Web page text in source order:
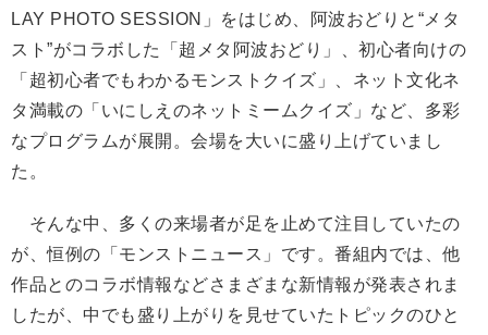
LAY PHOTO SESSION」をはじめ、阿波おどりと“メタ
スト”がコラボした「超メタ阿波おどり」、初心者向けの
「超初心者でもわかるモンストクイズ」、ネット文化ネ
タ満載の「いにしえのネットミームクイズ」など、多彩
なプログラムが展開。会場を大いに盛り上げていまし
た。
そんな中、多くの来場者が足を止めて注目していたの
が、恒例の「モンストニュース」です。番組内では、他
作品とのコラボ情報などさまざまな新情報が発表されま
したが、中でも盛り上がりを見せていたトピックのひと